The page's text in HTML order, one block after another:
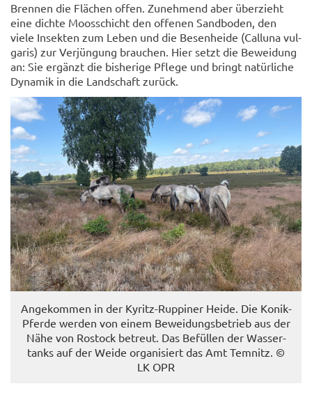
Bren­nen die Flä­chen offen. Zu­neh­mend aber über­zieht
eine dich­te Moos­schicht den of­fe­nen Sand­bo­den, den
viele In­sek­ten zum Leben und die Be­sen­hei­de (Call­u­na vul­
ga­ris) zur Ver­jün­gung brau­chen. Hier setzt die Be­wei­dung
an: Sie er­gänzt die bis­he­ri­ge Pfle­ge und bringt na­tür­li­che
Dy­na­mik in die Land­schaft zu­rück.
An­ge­kom­men in der Kyritz-​Ruppiner Heide. Die Konik-​
Pferde wer­den von einem Be­wei­dungs­be­trieb aus der
Nähe von Ros­tock be­treut. Das Be­fül­len der Was­ser­
tanks auf der Weide or­ga­ni­siert das Amt Tem­nitz. ©
LK OPR